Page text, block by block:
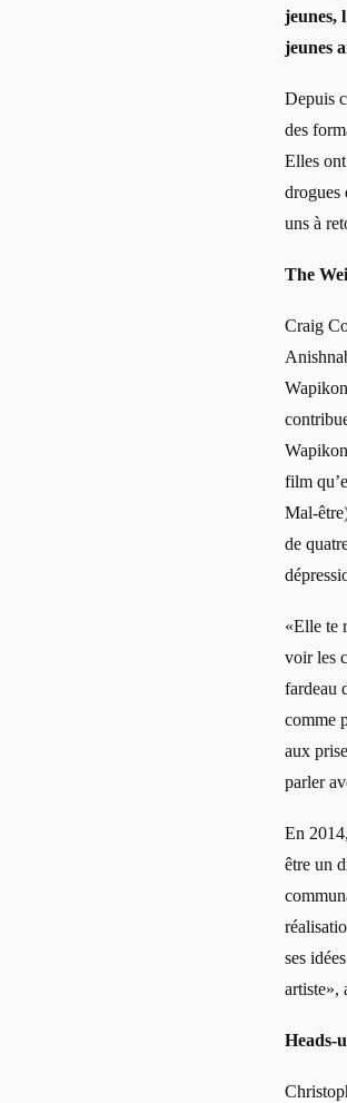
jeunes,
jeunes
Depuis
des
Elles
drogues
uns à
The
Craig
film
Mal-
de
«Elle te
voir les
fardeau
comme
aux
parler
En
être un
ses
artiste»,
Heads-